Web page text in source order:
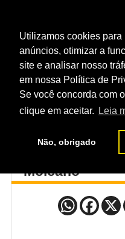
Utilizamos cookies para
anúncios, otimizar a
site e analisar nosso
em nossa Política de
Se você concorda com
clique em aceitar.
Leia
Não, obrigado
HOME EVENTO /
Alexander
Moicano